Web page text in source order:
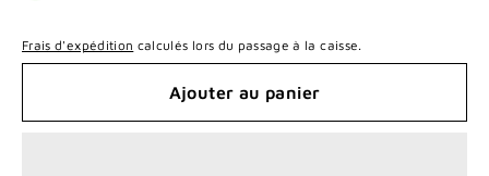
Frais d'expédition calculés lors du passage à la caisse.
Ajouter au panier